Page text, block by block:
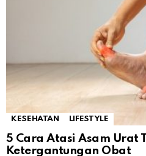
KESEHATAN LIFESTYLE
5 Cara Atasi Asam Urat
Ketergantungan Obat